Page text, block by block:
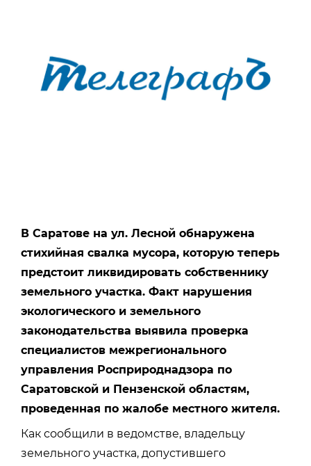
В Саратове на ул. Лесной обнаружена
стихийная свалка мусора, которую теперь
предстоит ликвидировать собственнику
земельного участка. Факт нарушения
экологического и земельного
законодательства выявила проверка
специалистов межрегионального
управления Росприроднадзора по
Саратовской и Пензенской областям,
проведенная по жалобе местного жителя.
Как сообщили в ведомстве, владельцу
земельного участка, допустившего